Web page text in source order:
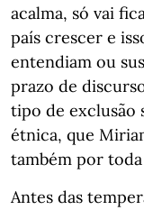
acalma, só vai
país crescer e
entendiam ou
prazo de
tipo de exclusão
étnica, que
também por
Antes das